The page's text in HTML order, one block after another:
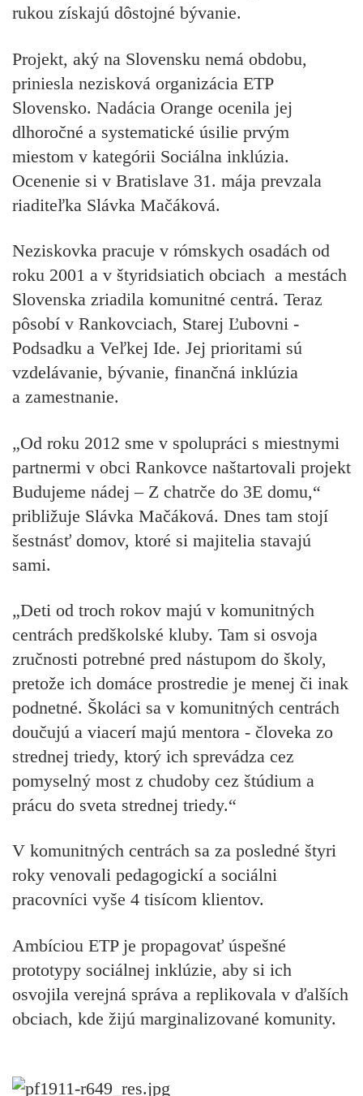
rukou získajú dôstojné bývanie.
Projekt, aký na Slovensku nemá obdobu,
priniesla nezisková organizácia ETP
Slovensko. Nadácia Orange ocenila jej
dlhoročné a systematické úsilie prvým
miestom v kategórii Sociálna inklúzia.
Ocenenie si v Bratislave 31. mája prevzala
riaditeľka Slávka Mačáková.
Neziskovka pracuje v rómskych osadách od
roku 2001 a v štyridsiatich obciach a mestách
Slovenska zriadila komunitné centrá. Teraz
pôsobí v Rankovciach, Starej Ľubovni -
Podsadku a Veľkej Ide. Jej prioritami sú
vzdelávanie, bývanie, finančná inklúzia
a zamestnanie.
„Od roku 2012 sme v spolupráci s miestnymi
partnermi v obci Rankovce naštartovali projekt
Budujeme nádej – Z chatrče do 3E domu,“
približuje Slávka Mačáková. Dnes tam stojí
šestnásť domov, ktoré si majitelia stavajú
sami.
„Deti od troch rokov majú v komunitných
centrách predškolské kluby. Tam si osvoja
zručnosti potrebné pred nástupom do školy,
pretože ich domáce prostredie je menej či inak
podnetné. Školáci sa v komunitných centrách
doučujú a viacerí majú mentora - človeka zo
strednej triedy, ktorý ich sprevádza cez
pomyselný most z chudoby cez štúdium a
prácu do sveta strednej triedy.“
V komunitných centrách sa za posledné štyri
roky venovali pedagogickí a sociálni
pracovníci vyše 4 tisícom klientov.
Ambíciou ETP je propagovať úspešné
prototypy sociálnej inklúzie, aby si ich
osvojila verejná správa a replikovala v ďalších
obciach, kde žijú marginalizované komunity.